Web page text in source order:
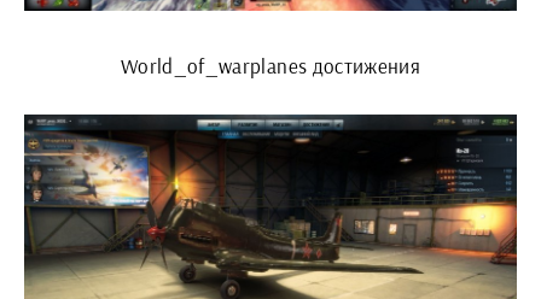
World_of_warplanes достижения